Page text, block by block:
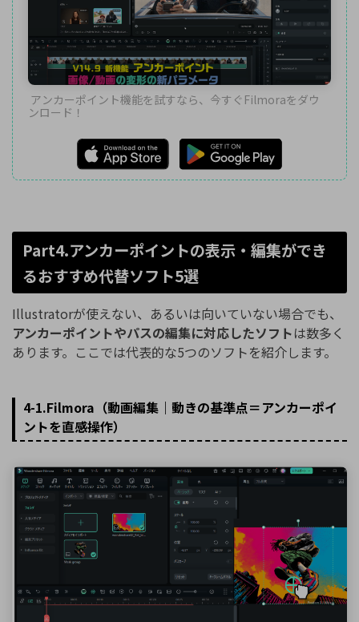
アンカーポイント機能を試すなら、今すぐFilmoraをダウ
ンロード！
Part4.アンカーポイントの表示・編集ができ
るおすすめ代替ソフト5選
Illustratorが使えない、あるいは向いていない場合でも、
アンカーポイントやパスの編集に対応したソフトは数多く
あります。ここでは代表的な5つのソフトを紹介します。
4-1.Filmora（動画編集｜動きの基準点＝アンカーポイ
ントを直感操作）